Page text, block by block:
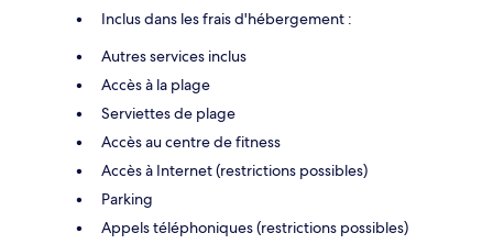
Inclus dans les frais d'hébergement :
Autres services inclus
Accès à la plage
Serviettes de plage
Accès au centre de fitness
Accès à Internet (restrictions possibles)
Parking
Appels téléphoniques (restrictions possibles)